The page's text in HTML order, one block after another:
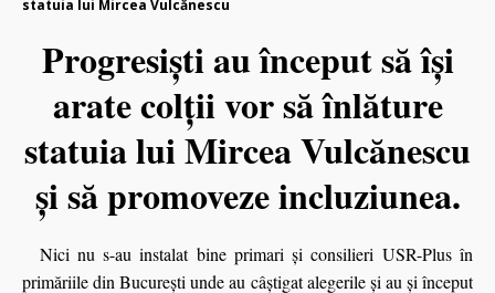
statuia lui Mircea Vulcănescu
Progresişti au început să îşi
arate colţii vor să înlăture
statuia lui Mircea Vulcănescu
şi să promoveze incluziunea.
Nici nu s-au instalat bine primari şi consilieri USR-Plus în
primăriile din Bucureşti unde au câştigat alegerile şi au şi început